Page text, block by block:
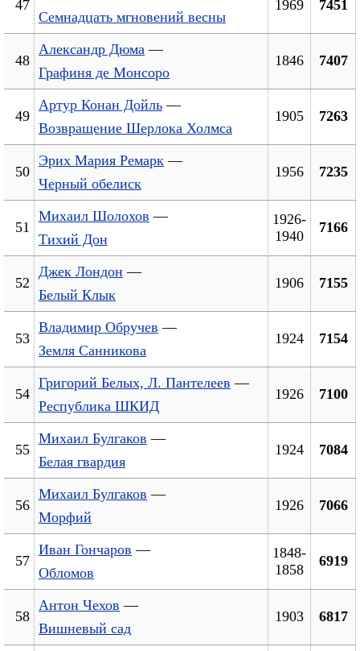
47
Семнадцать мгновений весны
1969 7451
48
Александр Дюма —
Графиня де Монсоро
1846 7407
49
Артур Конан Дойль —
Возвращение Шерлока Холмса
1905 7263
50
Эрих Мария Ремарк —
Черный обелиск
1956 7235
51
Михаил Шолохов —
Тихий Дон
1926-
1940
7166
52
Джек Лондон —
Белый Клык
1906 7155
53
Владимир Обручев —
Земля Санникова
1924 7154
54
Григорий Белых, Л. Пантелеев —
Республика ШКИД
1926 7100
55
Михаил Булгаков —
Белая гвардия
1924 7084
56
Михаил Булгаков —
Морфий
1926 7066
57
Иван Гончаров —
Обломов
1848-
1858
6919
58
Антон Чехов —
Вишневый сад
1903 6817